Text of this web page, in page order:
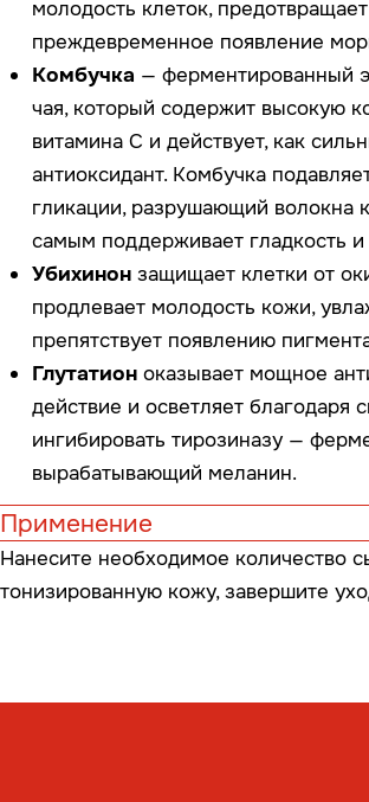
ИП Пищелева В.А.
Москва, ул. Покровская, д. 23/168
ОГРН 320774600200027
Публичная оферта
Политика конфиденциальности
Оплата, доставка, возврат
Сайт от segoch.ru
WhatsApp Telegram